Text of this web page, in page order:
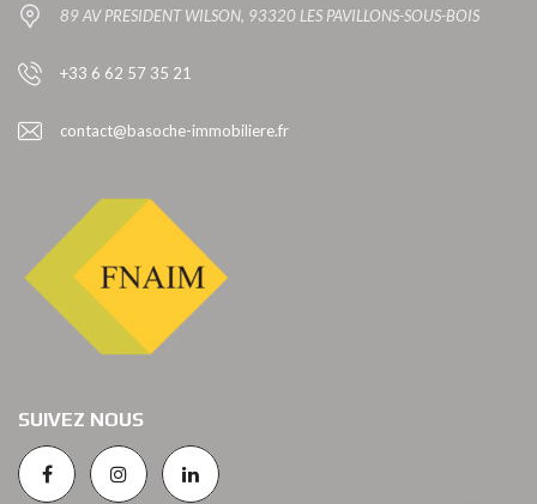
89 AV PRESIDENT WILSON, 93320 LES PAVILLONS-SOUS-BOIS
+33 6 62 57 35 21
contact@basoche-immobiliere.fr
SUIVEZ NOUS